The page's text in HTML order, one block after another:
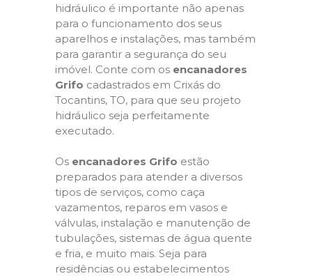
hidráulico é importante não apenas
para o funcionamento dos seus
aparelhos e instalações, mas também
para garantir a segurança do seu
imóvel. Conte com os encanadores
Grifo cadastrados em Crixás do
Tocantins, TO, para que seu projeto
hidráulico seja perfeitamente
executado.
Os encanadores Grifo estão
preparados para atender a diversos
tipos de serviços, como caça
vazamentos, reparos em vasos e
válvulas, instalação e manutenção de
tubulações, sistemas de água quente
e fria, e muito mais. Seja para
residências ou estabelecimentos